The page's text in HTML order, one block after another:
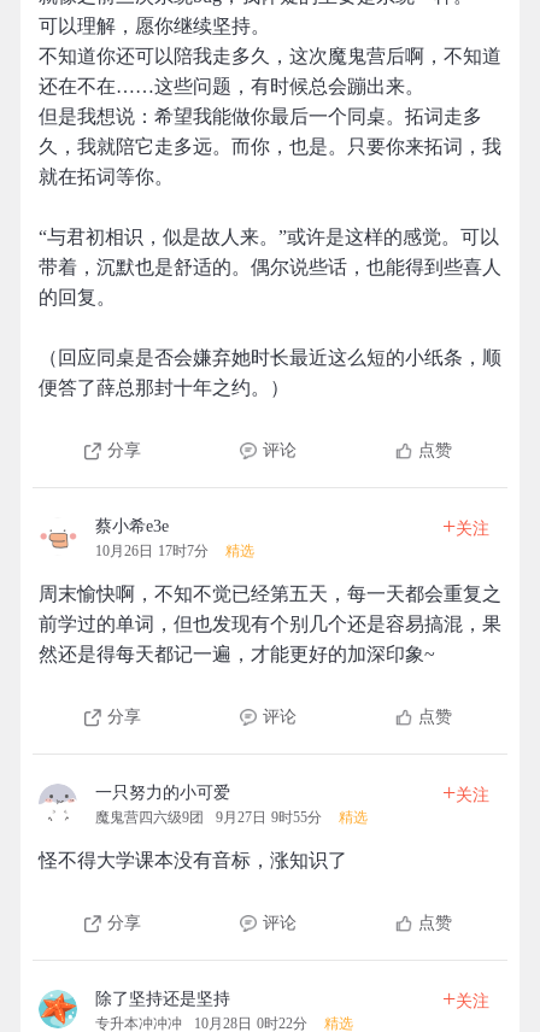
可以理解，愿你继续坚持。
不知道你还可以陪我走多久，这次魔鬼营后啊，不知道
还在不在……这些问题，有时候总会蹦出来。
但是我想说：希望我能做你最后一个同桌。拓词走多
久，我就陪它走多远。而你，也是。只要你来拓词，我
就在拓词等你。
“与君初相识，似是故人来。”或许是这样的感觉。可以
带着，沉默也是舒适的。偶尔说些话，也能得到些喜人
的回复。
（回应同桌是否会嫌弃她时长最近这么短的小纸条，顺
便答了薛总那封十年之约。）
分享 评论 点赞
蔡小希e3e
10月26日 17时7分 精选
+关注
周末愉快啊，不知不觉已经第五天，每一天都会重复之
前学过的单词，但也发现有个别几个还是容易搞混，果
然还是得每天都记一遍，才能更好的加深印象~
分享 评论 点赞
一只努力的小可爱
魔鬼营四六级9团 9月27日 9时55分 精选
+关注
怪不得大学课本没有音标，涨知识了
分享 评论 点赞
除了坚持还是坚持
专升本冲冲冲 10月28日 0时22分 精选
+关注